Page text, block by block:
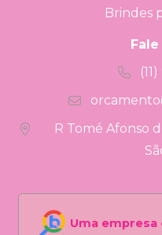
Brindes
R Tomé Afonso
Uma empresa